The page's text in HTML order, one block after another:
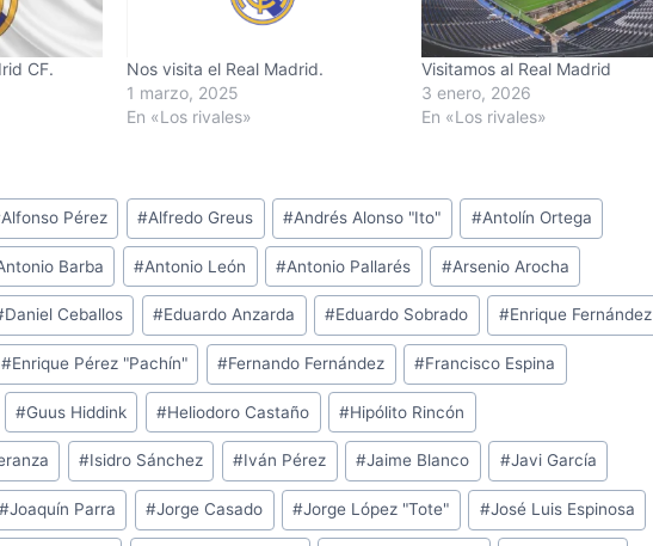
CF.
Nos visita el Real Madrid.
1 marzo, 2025
En «Los rivales»
Visitamos al Real Madrid
3 enero, 2026
En «Los rivales»
Alfonso Pérez #Alfredo Greus #Andrés Alonso "Ito" #Antolín Ortega
Barba #Antonio León #Antonio Pallarés #Arsenio Arocha
Daniel Ceballos #Eduardo Anzarda #Eduardo Sobrado #Enrique Fernández
#Enrique Pérez "Pachín" #Fernando Fernández #Francisco Espina
#Guus Hiddink #Heliodoro Castaño #Hipólito Rincón
#Isidro Sánchez #Iván Pérez #Jaime Blanco #Javi García
#Joaquín Parra #Jorge Casado #Jorge López "Tote" #José Luis Espinosa